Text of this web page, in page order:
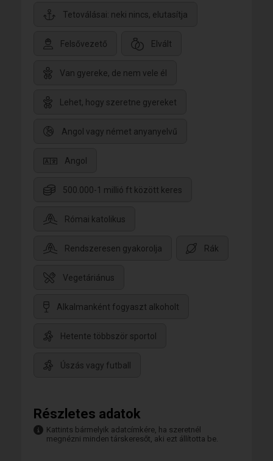
Tetoválásai: neki nincs, elutasítja
Felsővezető Elvált
Van gyereke, de nem vele él
Lehet, hogy szeretne gyereket
Angol vagy német anyanyelvű
Angol
500.000-1 millió ft között keres
Római katolikus
Rendszeresen gyakorolja Rák
Vegetáriánus
Alkalmanként fogyaszt alkoholt
Hetente többször sportol
Úszás vagy futball
Részletes adatok
Kattints bármelyik adatcímkére, ha szeretnél
megnézni minden társkeresőt, aki ezt állította be.